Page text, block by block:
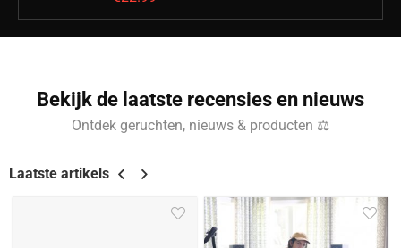
Bekijk de laatste recensies en nieuws
Ontdek geruchten, nieuws & producten ⚖
Laatste artikels